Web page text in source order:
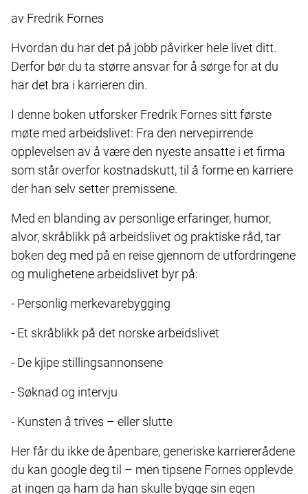
av Fredrik Fornes
Hvordan du har det på jobb påvirker hele livet ditt.
Derfor bør du ta større ansvar for å sørge for at du
har det bra i karrieren din.
I denne boken utforsker Fredrik Fornes sitt første
møte med arbeidslivet: Fra den nervepirrende
opplevelsen av å være den nyeste ansatte i et firma
som står overfor kostnadskutt, til å forme en karriere
der han selv setter premissene.
Med en blanding av personlige erfaringer, humor,
alvor, skråblikk på arbeidslivet og praktiske råd, tar
boken deg med på en reise gjennom de utfordringene
og mulighetene arbeidslivet byr på:
- Personlig merkevarebygging
- Et skråblikk på det norske arbeidslivet
- De kjipe stillingsannonsene
- Søknad og intervju
- Kunsten å trives – eller slutte
Her får du ikke de åpenbare, generiske karriererådene
du kan google deg til – men tipsene Fornes opplevde
at ingen ga ham da han skulle bygge sin egen